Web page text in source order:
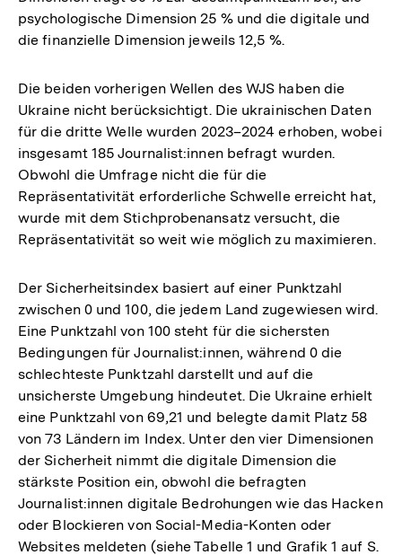
psychologische Dimension 25 % und die digitale und
die finanzielle Dimension jeweils 12,5 %.
Die beiden vorherigen Wellen des WJS haben die
Ukraine nicht berücksichtigt. Die ukrainischen Daten
für die dritte Welle wurden 2023–2024 erhoben, wobei
insgesamt 185 Journalist:innen befragt wurden.
Obwohl die Umfrage nicht die für die
Repräsentativität erforderliche Schwelle erreicht hat,
wurde mit dem Stichprobenansatz versucht, die
Repräsentativität so weit wie möglich zu maximieren.
Der Sicherheitsindex basiert auf einer Punktzahl
zwischen 0 und 100, die jedem Land zugewiesen wird.
Eine Punktzahl von 100 steht für die sichersten
Bedingungen für Journalist:innen, während 0 die
schlechteste Punktzahl darstellt und auf die
unsicherste Umgebung hindeutet. Die Ukraine erhielt
eine Punktzahl von 69,21 und belegte damit Platz 58
von 73 Ländern im Index. Unter den vier Dimensionen
der Sicherheit nimmt die digitale Dimension die
stärkste Position ein, obwohl die befragten
Journalist:innen digitale Bedrohungen wie das Hacken
oder Blockieren von Social-Media-Konten oder
Websites meldeten (siehe Tabelle 1 und Grafik 1 auf S.